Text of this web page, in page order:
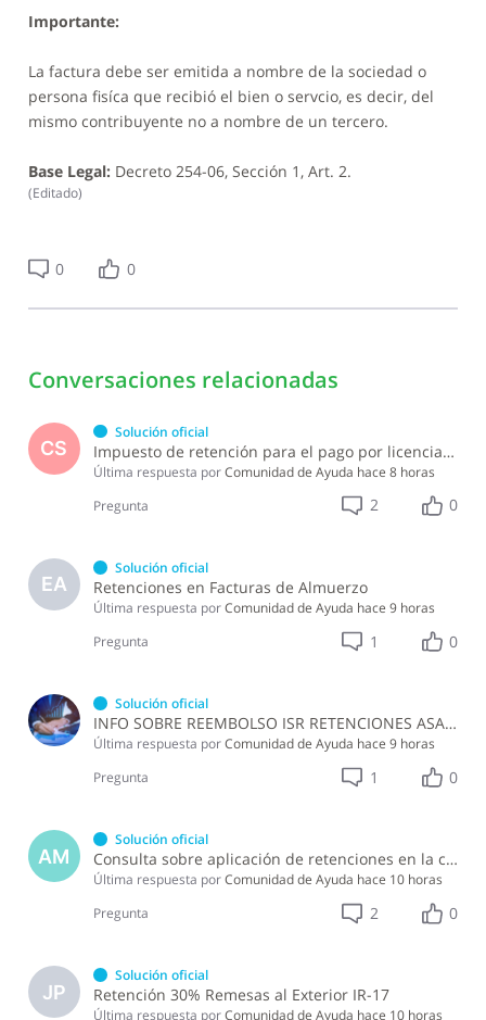
Importante:
La factura debe ser emitida a nombre de la sociedad o
persona fisíca que recibió el bien o servcio, es decir, del
mismo contribuyente no a nombre de un tercero.
Base Legal: Decreto 254-06, Sección 1, Art. 2.
(Editado)
0 0
Conversaciones relacionadas
CS
Solución oficial
Impuesto de retención para el pago por licencia de software y soporte de software ?
Última respuesta porComunidad de Ayuda hace 8 horas
Pregunta
2 0
EA
Solución oficial
Retenciones en Facturas de Almuerzo
Última respuesta porComunidad de Ayuda hace 9 horas
Pregunta
1 0
Solución oficial
INFO SOBRE REEMBOLSO ISR RETENCIONES ASALARIADOS
Última respuesta porComunidad de Ayuda hace 9 horas
Pregunta
1 0
AM
Solución oficial
Consulta sobre aplicación de retenciones en la compra de alimentos a persona física
Última respuesta porComunidad de Ayuda hace 10 horas
Pregunta
2 0
JP
Solución oficial
Retención 30% Remesas al Exterior IR-17
Última respuesta porComunidad de Ayuda hace 10 horas